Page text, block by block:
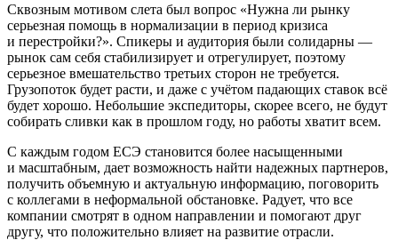
Сквозным мотивом слета был вопрос «Нужна ли рынку
серьезная помощь в нормализации в период кризиса
и перестройки?». Спикеры и аудитория были солидарны —
рынок сам себя стабилизирует и отрегулирует, поэтому
серьезное вмешательство третьих сторон не требуется.
Грузопоток будет расти, и даже с учётом падающих ставок всё
будет хорошо. Небольшие экспедиторы, скорее всего, не будут
собирать сливки как в прошлом году, но работы хватит всем.
С каждым годом ЕСЭ становится более насыщенными
и масштабным, дает возможность найти надежных партнеров,
получить объемную и актуальную информацию, поговорить
с коллегами в неформальной обстановке. Радует, что все
компании смотрят в одном направлении и помогают друг
другу, что положительно влияет на развитие отрасли.